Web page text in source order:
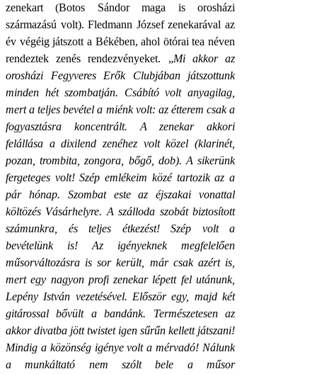
zenekart (Botos Sándor maga is orosházi
származású volt). Fledmann József zenekarával az
év végéig játszott a Békében, ahol ötórai tea néven
rendeztek zenés rendezvényeket. „Mi akkor az
orosházi Fegyveres Erők Clubjában játszottunk
minden hét szombatján. Csábító volt anyagilag,
mert a teljes bevétel a miénk volt: az étterem csak a
fogyasztásra koncentrált. A zenekar akkori
felállása a dixilend zenéhez volt közel (klarinét,
pozan, trombita, zongora, bőgő, dob). A sikerünk
fergeteges volt! Szép emlékeim közé tartozik az a
pár hónap. Szombat este az éjszakai vonattal
költözés Vásárhelyre. A szálloda szobát biztosított
számunkra, és teljes étkezést! Szép volt a
bevételünk is! Az igényeknek megfelelően
műsorváltozásra is sor került, már csak azért is,
mert egy nagyon profi zenekar lépett fel utánunk,
Lepény István vezetésével. Először egy, majd két
gitárossal bővült a bandánk. Természetesen az
akkor divatba jött twistet igen sűrűn kellett játszani!
Mindig a közönség igénye volt a mérvadó! Nálunk
a munkáltató nem szólt bele a műsor